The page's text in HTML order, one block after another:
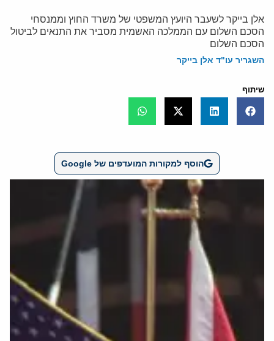
אלן בייקר לשעבר היועץ המשפטי של משרד החוץ וממנסחי
הסכם השלום עם הממלכה האשמית מסביר את התנאים לביטול
הסכם השלום
השגריר עו"ד אלן בייקר
שיתוף
הוסף למקורות המועדפים של Google